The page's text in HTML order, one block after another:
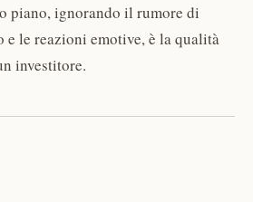
piano, ignorando il rumore di
e le reazioni emotive, è la qualità
investitore.